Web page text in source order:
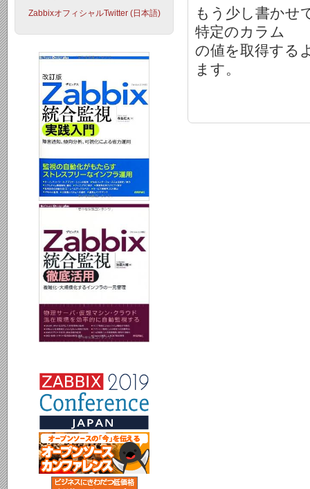
もう少し書かせ
特定のカラム
の値を取得する
ます。
ZabbixオフィシャルTwitter (日本語)